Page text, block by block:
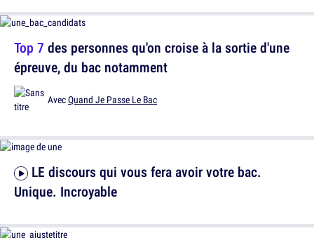
Unique. Incroyable
Top 7 des personnes qu'on croise à la sortie d'une
épreuve, du bac notamment
AvecQuand Je Passe Le Bac